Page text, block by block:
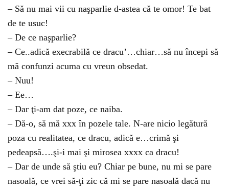
– Să nu mai vii cu naşparlie d-astea că te omor! Te bat
de te usuc!
– De ce naşparlie?
– Ce..adică execrabilă ce dracu’…chiar…să nu începi să
mă confunzi acuma cu vreun obsedat.
– Nuu!
– Ee…
– Dar ţi-am dat poze, ce naiba.
– Dă-o, să mă xxx în pozele tale. N-are nicio legătură
poza cu realitatea, ce dracu, adică e…crimă şi
pedeapsă….şi-i mai şi mirosea xxxx ca dracu!
– Dar de unde să ştiu eu? Chiar pe bune, nu mi se pare
nasoală, ce vrei să-ţi zic că mi se pare nasoală dacă nu